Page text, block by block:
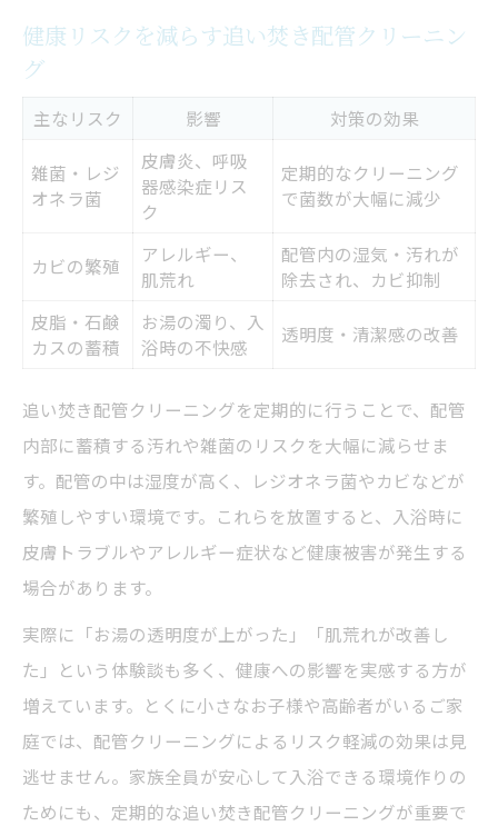
健康リスクを減らす追い焚き配管クリーニン
グ
主なリスク 影響 対策の効果
雑菌・レジ
オネラ菌
皮膚炎、呼吸
器感染症リス
ク
定期的なクリーニング
で菌数が大幅に減少
カビの繁殖
アレルギー、
肌荒れ
配管内の湿気・汚れが
除去され、カビ抑制
皮脂・石鹸
カスの蓄積
お湯の濁り、入
浴時の不快感
透明度・清潔感の改善
追い焚き配管クリーニングを定期的に行うことで、配管
内部に蓄積する汚れや雑菌のリスクを大幅に減らせま
す。配管の中は湿度が高く、レジオネラ菌やカビなどが
繁殖しやすい環境です。これらを放置すると、入浴時に
皮膚トラブルやアレルギー症状など健康被害が発生する
場合があります。
実際に「お湯の透明度が上がった」「肌荒れが改善し
た」という体験談も多く、健康への影響を実感する方が
増えています。とくに小さなお子様や高齢者がいるご家
庭では、配管クリーニングによるリスク軽減の効果は見
逃せません。家族全員が安心して入浴できる環境作りの
ためにも、定期的な追い焚き配管クリーニングが重要で